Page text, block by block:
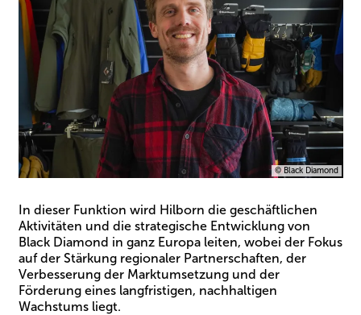
© Black Diamond
In dieser Funktion wird Hilborn die geschäftlichen
Aktivitäten und die strategische Entwicklung von
Black Diamond in ganz Europa leiten, wobei der Fokus
auf der Stärkung regionaler Partnerschaften, der
Verbesserung der Marktumsetzung und der
Förderung eines langfristigen, nachhaltigen
Wachstums liegt.